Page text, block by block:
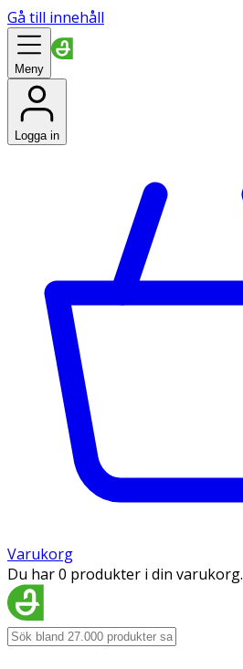
Gå till innehåll
Meny
Logga in
Varukorg
Du har 0 produkter i din varukorg.